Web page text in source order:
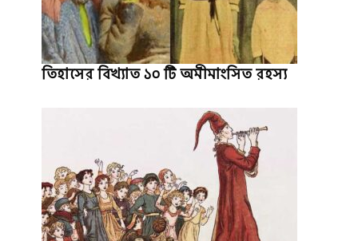
তিহাসের বিখ্যাত ১০ টি অমীমাংসিত রহস্য